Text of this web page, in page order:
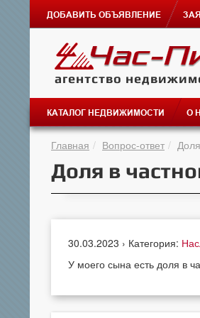
ДОБАВИТЬ ОБЪЯВЛЕНИЕ
агентство
КАТАЛОГ НЕДВИЖИМОСТИ О
Главная Вопрос-ответ
Доля в
30.03.2023 › Категория:
У моего сына есть доля в